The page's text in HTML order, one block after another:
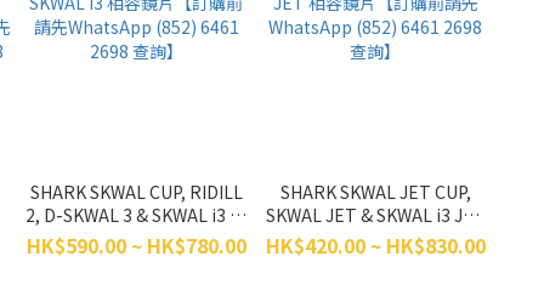
SHARK SKWAL CUP, RIDILL
2, D-SKWAL 3 & SKWAL i3 相
容鏡片【訂購前請先
WhatsApp (852) 6461 2698
HK$590.00 ~ HK$780.00
SHARK SKWAL JET CUP,
SKWAL JET & SKWAL i3 JET
相容鏡片【訂購前請先
WhatsApp (852) 6461 2698
HK$420.00 ~ HK$830.00